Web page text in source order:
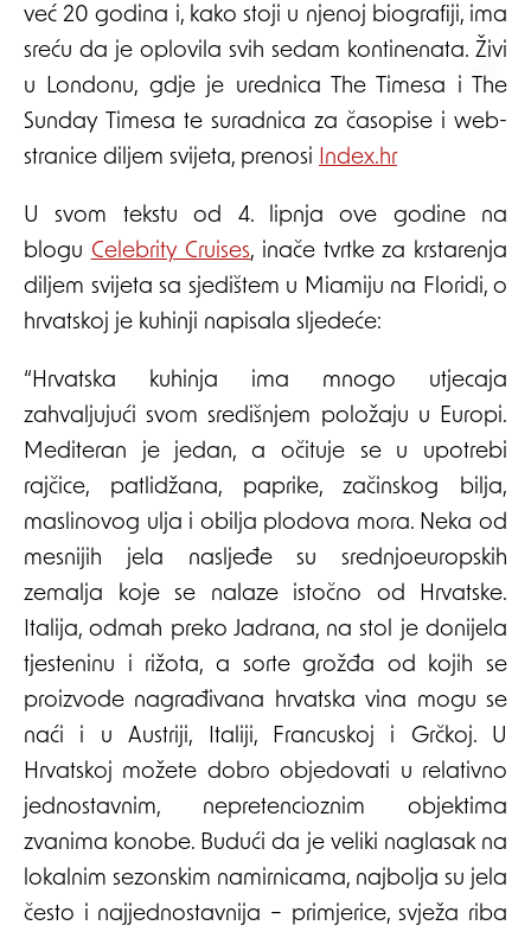
već 20 godina i, kako stoji u njenoj biografiji, ima
sreću da je oplovila svih sedam kontinenata. Živi
u Londonu, gdje je urednica The Timesa i The
Sunday Timesa te suradnica za časopise i web-
stranice diljem svijeta, prenosi Index.hr
U svom tekstu od 4. lipnja ove godine na
blogu Celebrity Cruises, inače tvrtke za krstarenja
diljem svijeta sa sjedištem u Miamiju na Floridi, o
hrvatskoj je kuhinji napisala sljedeće:
“Hrvatska kuhinja ima mnogo utjecaja
zahvaljujući svom središnjem položaju u Europi.
Mediteran je jedan, a očituje se u upotrebi
rajčice, patlidžana, paprike, začinskog bilja,
maslinovog ulja i obilja plodova mora. Neka od
mesnijih jela nasljeđe su srednjoeuropskih
zemalja koje se nalaze istočno od Hrvatske.
Italija, odmah preko Jadrana, na stol je donijela
tjesteninu i rižota, a sorte grožđa od kojih se
proizvode nagrađivana hrvatska vina mogu se
naći i u Austriji, Italiji, Francuskoj i Grčkoj. U
Hrvatskoj možete dobro objedovati u relativno
jednostavnim, nepretencioznim objektima
zvanima konobe. Budući da je veliki naglasak na
lokalnim sezonskim namirnicama, najbolja su jela
često i najjednostavnija – primjerice, svježa riba